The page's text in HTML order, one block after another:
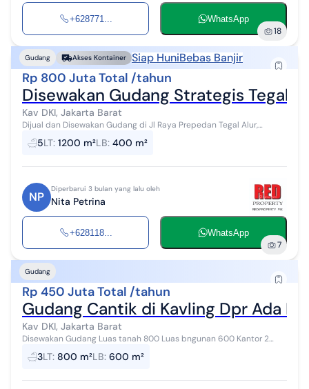
+628771... WhatsApp
18
Gudang Akses Kontainer Siap HuniBebas Banjir
Rp 800 Juta Total /tahun
Disewakan Gudang Strategis Tegal
Kav DKI, Jakarta Barat
Dijual dan Disewakan Gudang di Jl Raya Prepedan Tegal Alur,
Jakarta Barat LT 1,200 m2 LB 400 m2 Akses container 40 ft Ada
mess karyawan 2 lant...
5LT: 1200 m²LB: 400 m²
NP
Diperbarui 3 bulan yang lalu oleh
Nita Petrina
+628118... WhatsApp
7
Gudang
Rp 450 Juta Total /tahun
Gudang Cantik di Kavling Dpr Ada
Kav DKI, Jakarta Barat
Disewakan Gudang Luas tanah 800 Luas bngunan 600 Kantor 2
lantai Blok B AksesContener 40Ft Jalur 10. Harga 450jt Ex PPN Min
sewa 2 Th Elli 0877x...
3LT: 800 m²LB: 600 m²